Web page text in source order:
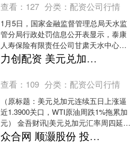
查看： 127 分类： 配资公司行情
1月5日，国家金融监督管理总局天水监
管分局行政处罚信息公开表显示，泰康
人寿保险有限责任公司甘肃天水中心支
公司因存在销售误导的违法违规行为被
罚款5万元，妥某涛被警....
力创配资 美元兑加元连续五日上涨逼近13900关口，WTI原油周跌1%拖累加元
查看： 109 分类： 配资公司行情
（原标题：美元兑加元连续五日上涨逼
近1.3900关口，WTI原油周跌1%拖累加
元） 金吾财讯|美元兑加元汇率周四延续
涨势，连续第五个交易日攀升至1.3888的
四....
众合网 顺灏股份 投资轨道辰光事项对公司2025年经营业绩影响较小